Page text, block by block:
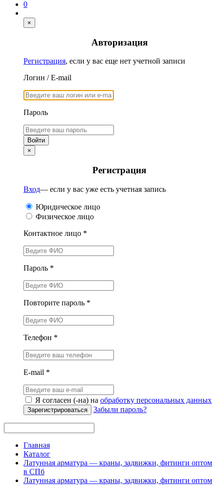
0
×
Авторизация
Регистрация, если у вас еще нет учетной записи
Логин / E-mail
Пароль
×
Регистрация
Вход— если у вас уже есть учетная запись
Юридическое лицо
Физическое лицо
Контактное лицо *
Пароль *
Повторите пароль *
Телефон *
E-mail *
Я согласен (-на) на обработку персональных данных
Зарегистрироваться Забыли пароль?
Главная
Каталог
Латунная арматура — краны, задвижки, фитинги оптом
в СПб
Латунная арматура — краны, задвижки, фитинги оптом